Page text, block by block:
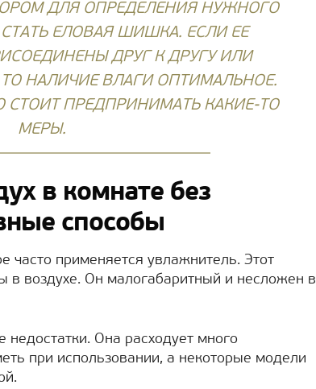
ДЛЯ ОПРЕДЕЛЕНИЯ НУЖНОГО
ЕЛОВАЯ ШИШКА. ЕСЛИ ЕЕ
ДРУГ К ДРУГУ ИЛИ
НАЛИЧИЕ ВЛАГИ ОПТИМАЛЬНОЕ.
СТОИТ ПРЕДПРИНИМАТЬ КАКИЕ-ТО
МЕРЫ.
в комнате без
способы
часто применяется увлажнитель. Этот
в воздухе. Он малогабаритный и несложен в
недостатки. Она расходует много
при использовании, а некоторые модели